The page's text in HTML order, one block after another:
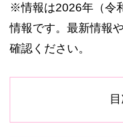
※情報は2026年（令
情報です。最新情報
確認ください。